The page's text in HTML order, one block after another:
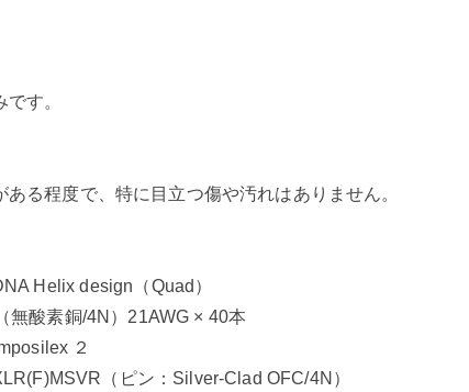
す。
ある程度で、特に目立つ傷や汚れはありません。
Helix design（Quad）
無酸素銅/4N）21AWG × 40本
２
（ピン：Silver-Clad OFC/4N）